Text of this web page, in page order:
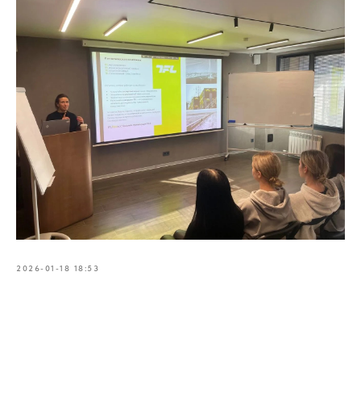
2026-01-18 18:53